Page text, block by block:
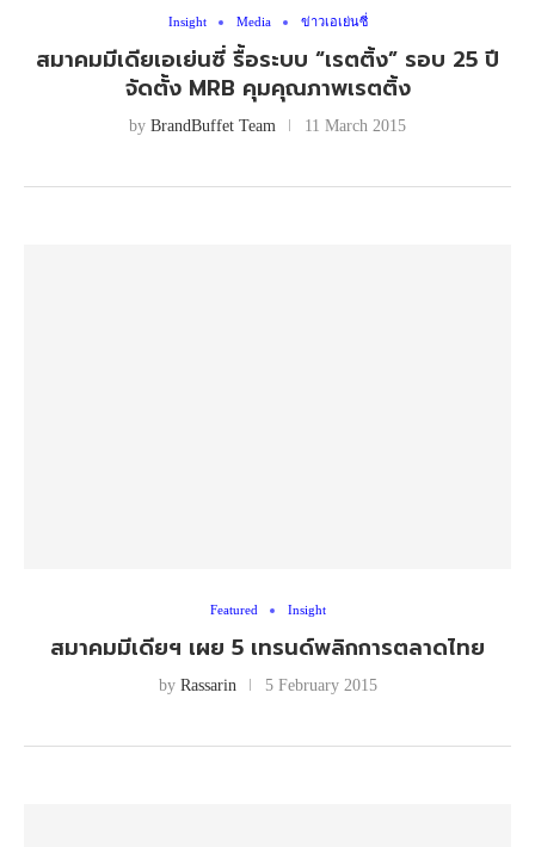
Insight Media ข่าวเอเย่นซี่
สมาคมมีเดียเอเย่นซี่ รื้อระบบ “เรตติ้ง” รอบ 25 ปี
จัดตั้ง MRB คุมคุณภาพเรตติ้ง
by BrandBuffet Team 11 March 2015
Featured Insight
สมาคมมีเดียฯ เผย 5 เทรนด์พลิกการตลาดไทย
by Rassarin 5 February 2015